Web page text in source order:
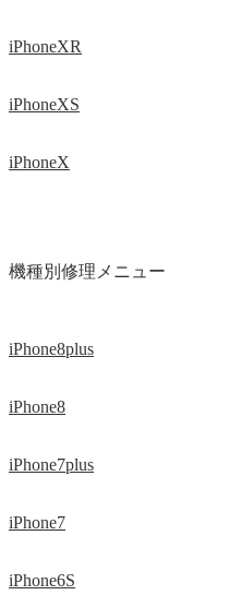
iPhoneXR
iPhoneXS
iPhoneX
機種別修理メニュー
iPhone8plus
iPhone8
iPhone7plus
iPhone7
iPhone6S